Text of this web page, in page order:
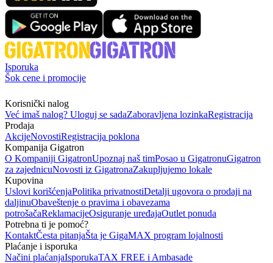
Isporuka
Šok cene i promocije
Korisnički nalog
Već imaš nalog? Uloguj se sadaZaboravljena lozinkaRegistracija
Prodaja
AkcijeNovostiRegistracija poklona
Kompanija Gigatron
O Kompaniji GigatronUpoznaj naš timPosao u GigatronuGigatron
za zajednicuNovosti iz GigatronaZakupljujemo lokale
Kupovina
Uslovi korišćenjaPolitika privatnostiDetalji ugovora o prodaji na
daljinuObaveštenje o pravima i obavezama
potrošačaReklamacijeOsiguranje uređajaOutlet ponuda
Potrebna ti je pomoć?
KontaktČesta pitanjaŠta je GigaMAX program lojalnosti
Plaćanje i isporuka
Načini plaćanjaIsporukaTAX FREE i Ambasade